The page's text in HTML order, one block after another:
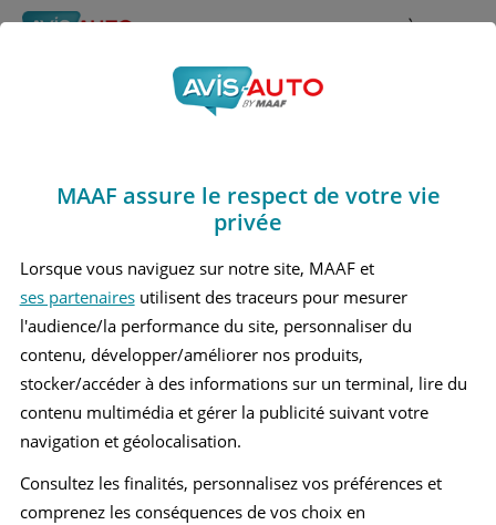
Rechercher À propos
Obtenir un devis d'assurance auto MAAF
Avis Mitsubishi Lancer
MITSUBISHI LANCER 8 BERLINE
Vous recherchez une
MAAF assure le respect de votre vie
privée
Lorsque vous naviguez sur notre site, MAAF et
ses partenairesutilisent des traceurs pour mesurer
l'audience/la performance du site, personnaliser du
contenu, développer/améliorer nos produits,
stocker/accéder à des informations sur un terminal, lire du
contenu multimédia et gérer la publicité suivant votre
navigation et géolocalisation.
Consultez les finalités, personnalisez vos préférences et
comprenez les conséquences de vos choix en